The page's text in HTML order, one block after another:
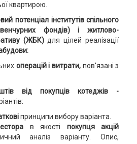
квартирою.
потенціал інститутів спільного
венчурних фондів) і житлово-
(ЖБК)для цілей реалізації
операцій і витрати, пов'язані з
від покупців котеджів -
принципи вибору варіанта.
в якості покупця акцій
аналіз варіанту. Опис,